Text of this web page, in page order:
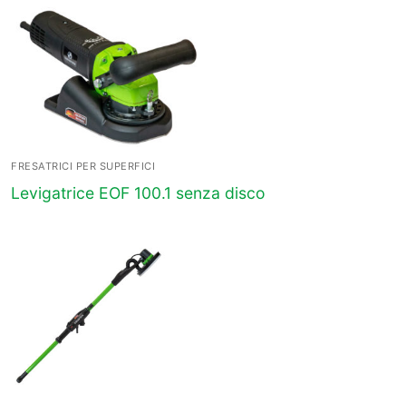
FRESATRICI PER SUPERFICI
Levigatrice EOF 100.1 senza disco